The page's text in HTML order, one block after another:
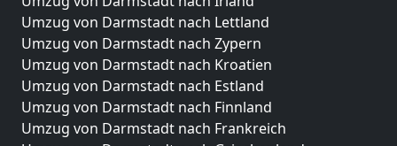
Umzug von Darmstadt nach Lettland
Umzug von Darmstadt nach Zypern
Umzug von Darmstadt nach Kroatien
Umzug von Darmstadt nach Estland
Umzug von Darmstadt nach Finnland
Umzug von Darmstadt nach Frankreich